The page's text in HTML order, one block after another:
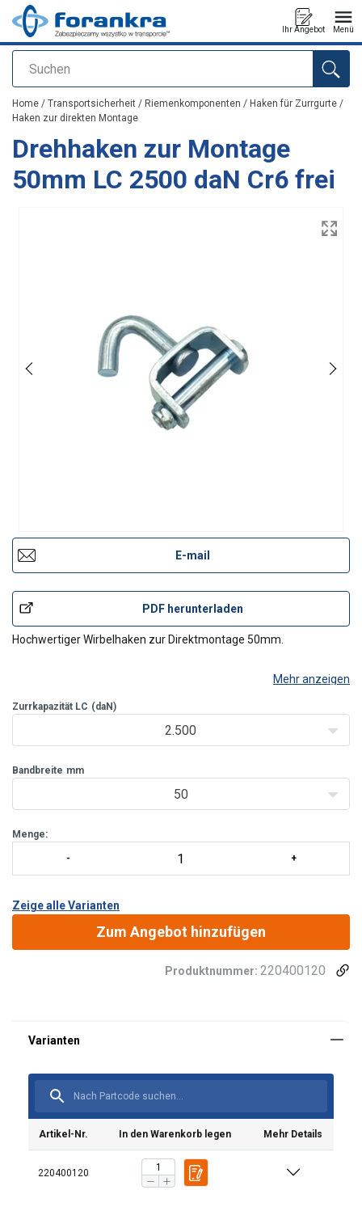
Suchen
Ihr Angebot Menü
Anfragen
Home / Transportsicherheit / Riemenkomponenten / Haken für Zurrgurte /
Haken zur direkten Montage
Drehhaken zur Montage
50mm LC 2500 daN Cr6 frei
E-mail
PDF herunterladen
Hochwertiger Wirbelhaken zur Direktmontage 50mm.
Mehr anzeigen
Zurrkapazität LC (daN)
2.500
Bandbreite mm
50
Menge:
Zeige alle Varianten
Zum Angebot hinzufügen
Produktnummer: 220400120
Artikel-Nr. In den Warenkorb legen Mehr Details
220400120